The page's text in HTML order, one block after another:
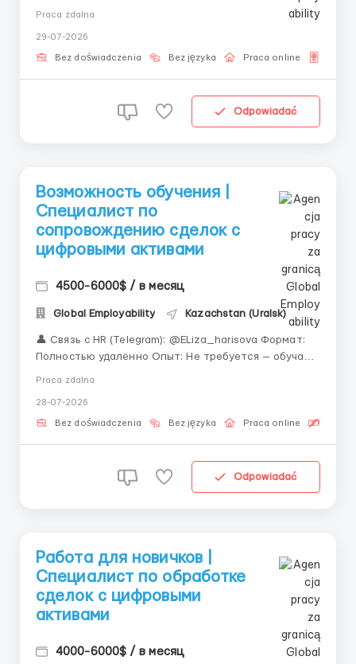
рабочим процессам. Чем предстоит заниматься
Координировать процессы проверки качества. Рас...
Praca zdalna
29-07-2026
Bez doświadczenia Bez języka Praca online
Odpowiadać
Возможность обучения |
Специалист по
сопровождению сделок с
цифровыми активами
4500-6000$ / в месяц
Global Employability Kazachstan (Uralsk)
👤 Связь с HR (Telegram): @ELiza_harisova Формат:
Полностью удалённо Опыт: Не требуется — обучаем
операционщиков очевидна: трейдеры принимают
решения, но именно операционные спец...
Praca zdalna
28-07-2026
Bez doświadczenia Bez języka Praca online
Odpowiadać
Работа для новичков |
Специалист по обработке
сделок с цифровыми
активами
4000-6000$ / в месяц